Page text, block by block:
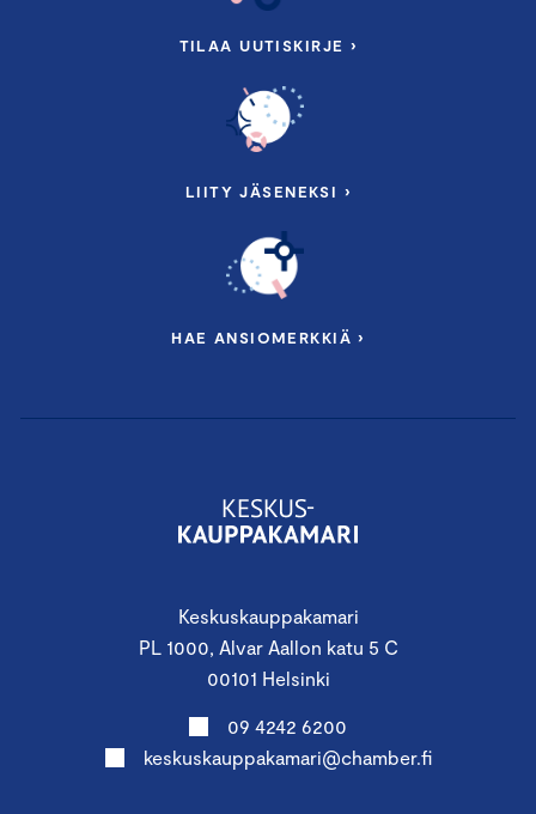
Keskuskauppakamari
PL 1000, Alvar Aallon katu 5 C
00101 Helsinki
09 4242 6200
keskuskauppakamari@chamber.fi
TILAA UUTISKIRJE ›
LIITY JÄSENEKSI ›
HAE ANSIOMERKKIÄ ›